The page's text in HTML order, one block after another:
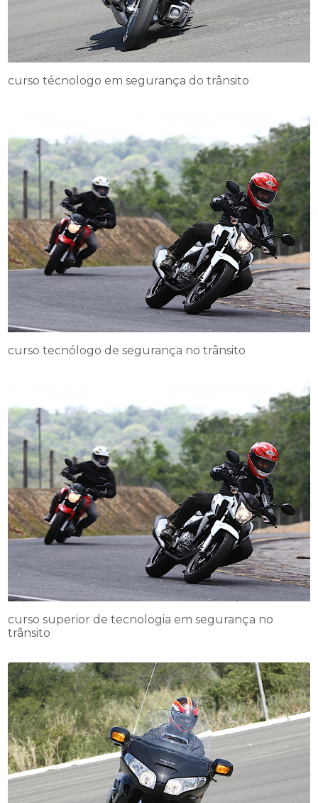
curso técnologo em segurança do trânsito
curso tecnólogo de segurança no trânsito
curso superior de tecnologia em segurança no
trânsito